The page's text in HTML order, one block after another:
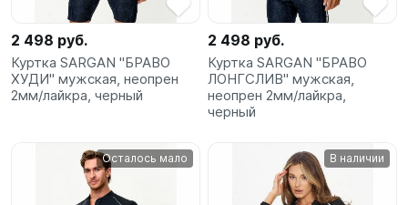
2 498 руб.
Куртка SARGAN "БРАВО
ХУДИ" мужская, неопрен
2мм/лайкра, черный
2 498 руб.
Куртка SARGAN "БРАВО
ЛОНГСЛИВ" мужская,
неопрен 2мм/лайкра,
черный
Осталось мало В наличии